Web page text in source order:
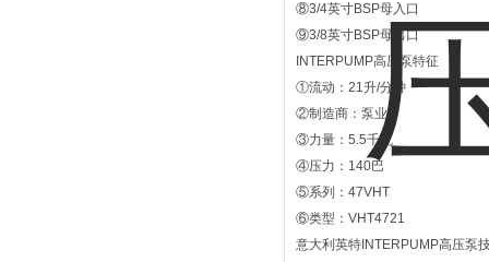
⑧3/4英寸BSP母入口
⑨3/8英寸BSP母出口
INTERPUMP高压泵特征
①流动：21升/分钟
②制造商：泵业
③力量：5.5千瓦
④压力：140巴
⑤系列：47VHT
⑥类型：VHT4721
意大利英特INTERPUMP高压泵